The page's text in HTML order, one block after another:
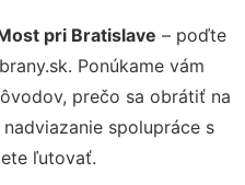
pri Bratislave – poďte
Ponúkame vám
prečo sa obrátiť na
spolupráce s
ľutovať.